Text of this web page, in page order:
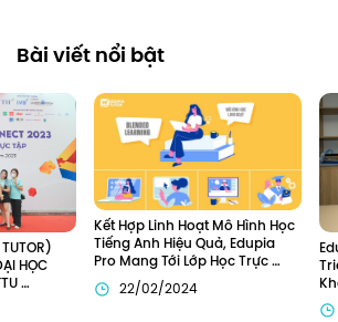
Bài viết nổi bật
HỌC
2023
Kết Hợp Linh Hoạt Mô Hình Học
Tiếng Anh Hiệu Quả, Edupia
Pro Mang Tới Lớp Học Trực
Tuyến Toàn Diện Cho Trẻ Em
Việt 22/02/2024